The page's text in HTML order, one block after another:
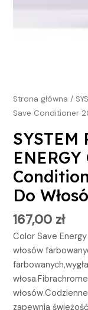
Strona główna /
Save Conditioner
SYSTEM
Do
167,00 zł
Color Save
włosów
zapewnia